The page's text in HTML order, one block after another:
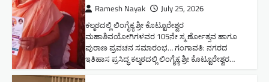
Ramesh Nayak July 25, 2026
ಕಲ್ಮಠದಲ್ಲಿ ಲಿಂಗೈಕ್ಯ ಶ್ರೀ ಕೊಟ್ಟೂರೇಶ್ವರ
ಮಹಾಶಿವಯೋಗಿಗಳವರ 105ನೇ ಸ್ಮ ರ್ಣೋತ್ಸವ ಹಾಗೂ
ಪುರಾಣ ಪ್ರವಚನ ಸಮಾರಂಭ​… ಗಂಗಾವತಿ: ನಗರದ
ಇತಿಹಾಸ ಪ್ರಸಿದ್ಧ ಕಲ್ಮಠದಲ್ಲಿ ಲಿಂಗೈಕ್ಯ ಶ್ರೀ ಕೊಟ್ಟೂರೇಶ್ವರ…